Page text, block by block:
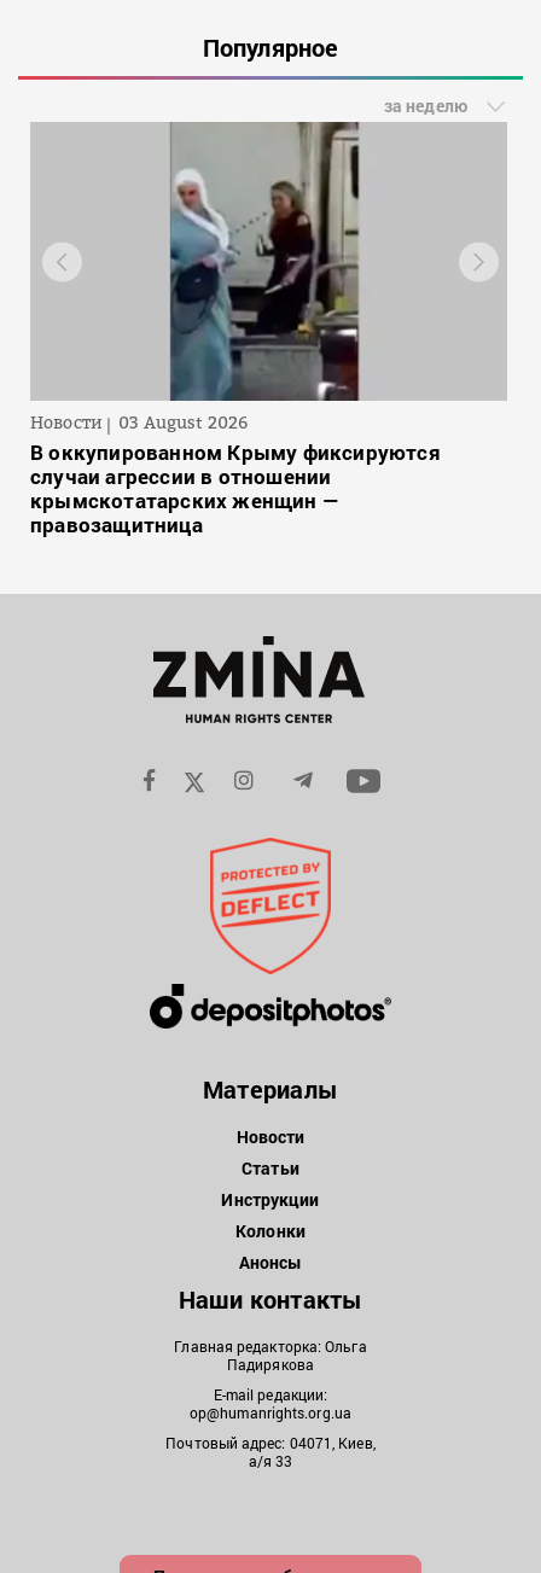
Популярное
за неделю
Новости 03 August 2026
В оккупированном Крыму фиксируются
случаи агрессии в отношении
крымскотатарских женщин —
правозащитница
Материалы
Новости
Статьи
Инструкции
Колонки
Анонсы
Наши контакты
Главная редакторка: Ольга
Падирякова
E-mail редакции:
op@humanrights.org.ua
Почтовый адрес: 04071, Киев,
а/я 33